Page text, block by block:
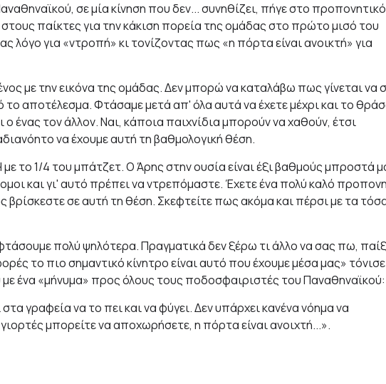
σε μία κίνηση που δεν... συνηθίζει, πήγε στο προπονητικό
παίκτες για την κάκιση πορεία της ομάδας στο πρώτο μισό του
λόγο για «ντροπή» κι τονίζοντας πως «η πόρτα είναι ανοικτή» για
με την εικόνα της ομάδας. Δεν μπορώ να καταλάβω πως γίνεται να
το αποτέλεσμα. Φτάσαμε μετά απ' όλα αυτά να έχετε μέχρι και το
ένας τον άλλον. Ναι, κάποια παιχνίδια μπορούν να χαθούν, έτσι
να έχουμε αυτή τη βαθμολογική θέση.
το 1/4 του μπάτζετ. Ο Άρης στην ουσία είναι έξι βαθμούς μπροστά
και γι' αυτό πρέπει να ντρεπόμαστε. Έχετε ένα πολύ καλό
βρίσκεστε σε αυτή τη θέση. Σκεφτείτε πως ακόμα και πέρσι με τα
πολύ ψηλότερα. Πραγματικά δεν ξέρω τι άλλο να σας πω,
το πιο σημαντικό κίνητρο είναι αυτό που έχουμε μέσα μας»
με ένα «μήνυμα» προς όλους τους ποδοσφαιριστές του Παναθηναϊκού:
γραφεία να το πει και να φύγει. Δεν υπάρχει κανένα νόημα να
μπορείτε να αποχωρήσετε, η πόρτα είναι ανοιχτή...».